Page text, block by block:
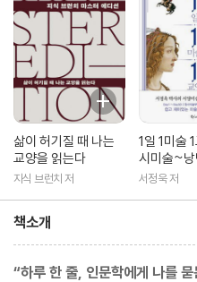
삶이 허기질 때 나는
교양을 읽는다
지식 브런치 저
1일 1미술
시미술~
서정욱 저
책소개
“하루 한 줄, 인문학에게 나를